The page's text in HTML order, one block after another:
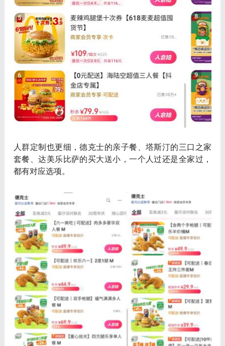
人群定制也更细 ，德克士的亲子餐、塔斯汀的三口之家
套餐、达美乐比萨的买大送小，一个人过还是全家过，
都有对应选项。